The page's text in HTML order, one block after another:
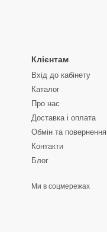
Клієнтам
Вхід до кабінету
Каталог
Про нас
Доставка і оплата
Обмін та повернення
Контакти
Блог
Ми в соцмережах